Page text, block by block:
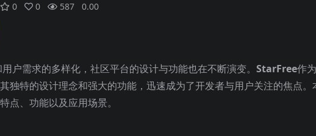
0 0 587 0.00
户需求的多样化，社区平台的设计与功能也在不断演变。 StarFree作
独特的设计理念和强大的功能，迅速成为了开发者与用户关注的焦点。
点、功能以及应用场景。